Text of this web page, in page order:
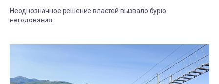
Неоднозначное решение властей вызвало бурю
негодования.